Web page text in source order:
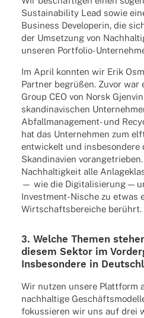
Sustaina­bi­lity Lead sowie
Busi­ness Deve­lo­pe­rin, die
der Umset­zung von
unse­ren Port­fo­lio-
Im April konn­ten wir Erik
Part­ner begrü­ßen. Zuvor war
Group CEO von Norsk
skan­di­na­vi­schen
Abfall­ma­nage­ment- und
hat das Unter­neh­men zum
entwi­ckelt und insbe­son­dere
Skan­di­na­vien
Nach­hal­tig­keit alle
— wie die Digi­ta­li­sie­rung —
Invest­ment-Nische zu etwas
Wirt­schafts­be­rei­che berührt.
3. Welche Themen
diesem Sektor im
Insbe­son­dere in
Wir nutzen unsere Platt­form
nach­hal­tige
fokus­sie­ren wir uns auf drei